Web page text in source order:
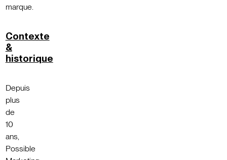
Contexte
&
historique
Depuis
plus
de
10
ans,
Possible
marque.